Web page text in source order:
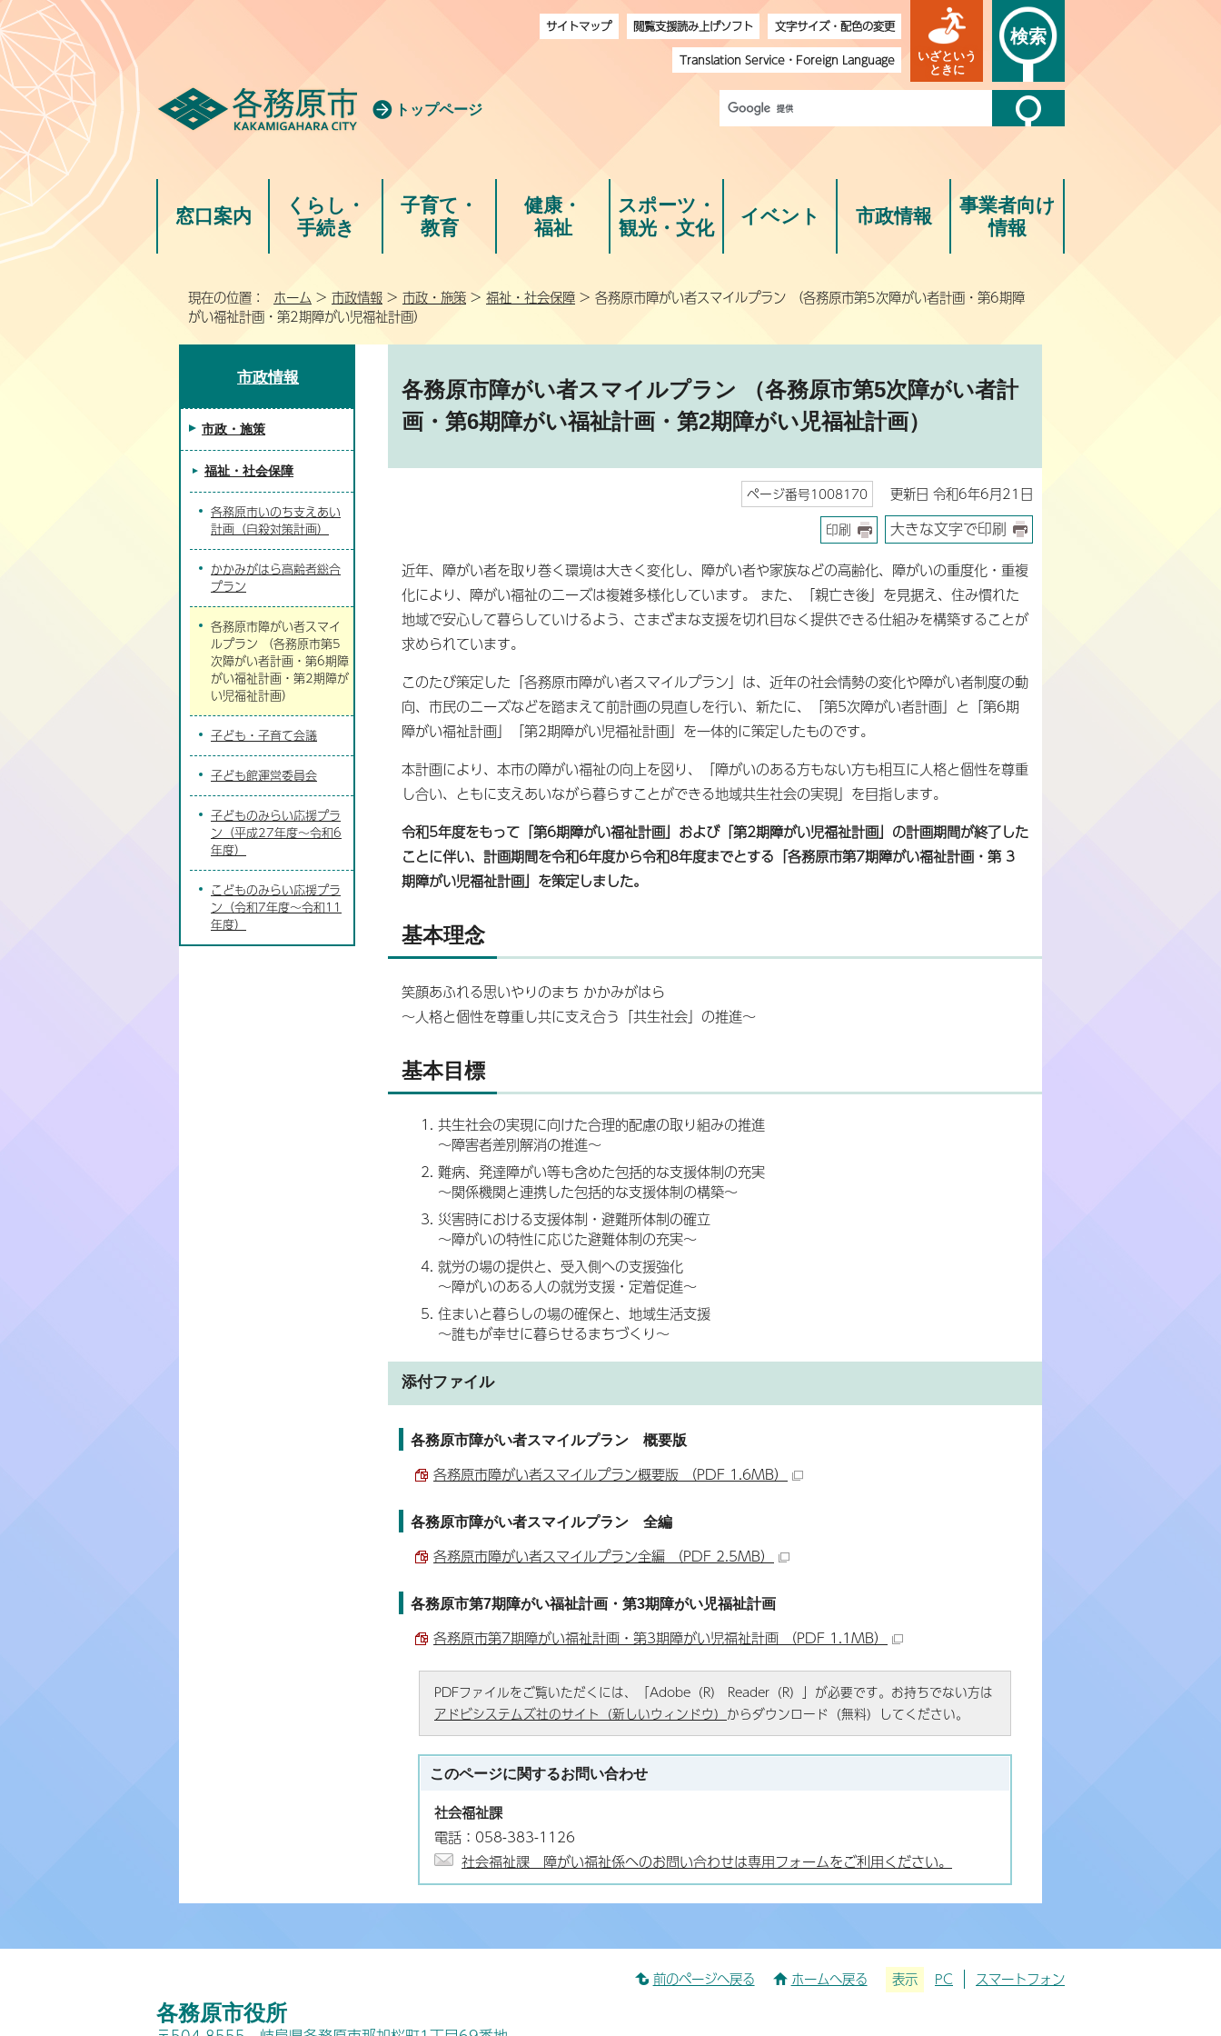
トップページ
サイトマップ 閲覧支援読み上げソフト
文字サイズ・配色の変更
Translation Service・ Foreign Language
いざという
ときに
検索
窓口案内
くらし・
手続き
子育て・
教育
健康・
福祉
スポーツ・
観光・文化
イベント 市政情報
事業者向け
情報
現在の位置： ホーム > 市政情報 > 市政・施策 > 福祉・社会保障 > 各務原市障がい者スマイルプラン （各務原市第5次障がい者計画・第6期障
がい福祉計画・第2期障がい児福祉計画）
各務原市障がい者スマイルプラン （各務原市第5次障がい者計
画・第6期障がい福祉計画・第2期障がい児福祉計画）
ページ番号1008170 更新日 令和6年6月21日
印刷 大きな文字で印刷
近年、障がい者を取り巻く環境は大きく変化し、障がい者や家族などの高齢化、障がいの重度化・重複
化により、障がい福祉のニーズは複雑多様化しています。 また、「親亡き後」を見据え、住み慣れた
地域で安心して暮らしていけるよう、さまざまな支援を切れ目なく提供できる仕組みを構築することが
求められています。
このたび策定した「各務原市障がい者スマイルプラン」は、近年の社会情勢の変化や障がい者制度の動
向、市民のニーズなどを踏まえて前計画の見直しを行い、新たに、「第5次障がい者計画」と「第6期
障がい福祉計画」「第2期障がい児福祉計画」を一体的に策定したものです。
本計画により、本市の障がい福祉の向上を図り、「障がいのある方もない方も相互に人格と個性を尊重
し合い、ともに支えあいながら暮らすことができる地域共生社会の実現」を目指します。
令和5年度をもって「第6期障がい福祉計画」および「第2期障がい児福祉計画」の計画期間が終了した
ことに伴い、計画期間を令和6年度から令和8年度までとする「各務原市第7期障がい福祉計画・第 3
期障がい児福祉計画」を策定しました。
基本理念
笑顔あふれる思いやりのまち かかみがはら
～人格と個性を尊重し共に支え合う「共生社会」の推進～
基本目標
共生社会の実現に向けた合理的配慮の取り組みの推進
～障害者差別解消の推進～
難病、発達障がい等も含めた包括的な支援体制の充実
～関係機関と連携した包括的な支援体制の構築～
災害時における支援体制・避難所体制の確立
～障がいの特性に応じた避難体制の充実～
就労の場の提供と、受入側への支援強化
～障がいのある人の就労支援・定着促進～
住まいと暮らしの場の確保と、地域生活支援
～誰もが幸せに暮らせるまちづくり～
添付ファイル
各務原市障がい者スマイルプラン 概要版
各務原市障がい者スマイルプラン概要版 （PDF 1.6MB）
各務原市障がい者スマイルプラン 全編
各務原市障がい者スマイルプラン全編 （PDF 2.5MB）
各務原市第7期障がい福祉計画・第3期障がい児福祉計画
各務原市第7期障がい福祉計画・第3期障がい児福祉計画 （PDF 1.1MB）
PDFファイルをご覧いただくには、「Adobe（R） Reader（R）」が必要です。お持ちでない方は
アドビシステムズ社のサイト（新しいウィンドウ） からダウンロード（無料）してください。
このページに関するお問い合わせ
社会福祉課
電話：058-383-1126
社会福祉課 障がい福祉係へのお問い合わせは専用フォームをご利用ください。
市政情報
市政・施策
福祉・社会保障
各務原市いのち支えあい
計画（自殺対策計画）
かかみがはら高齢者総合
プラン
各務原市障がい者スマイ
ルプラン （各務原市第5
次障がい者計画・第6期障
がい福祉計画・第2期障が
い児福祉計画）
子ども・子育て会議
子ども館運営委員会
子どものみらい応援プラ
ン（平成27年度～令和6
年度）
こどものみらい応援プラ
ン（令和7年度～令和11
年度）
前のページへ戻る ホームへ戻る 表示 PC スマートフォン
各務原市役所